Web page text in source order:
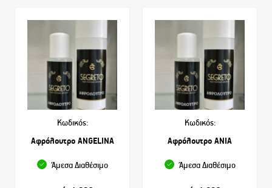
Κωδικός:
Αφρόλουτρο ANGELINA
Άμεσα Διαθέσιμο
Κωδικός:
Αφρόλουτρο ANIA
Άμεσα Διαθέσιμο